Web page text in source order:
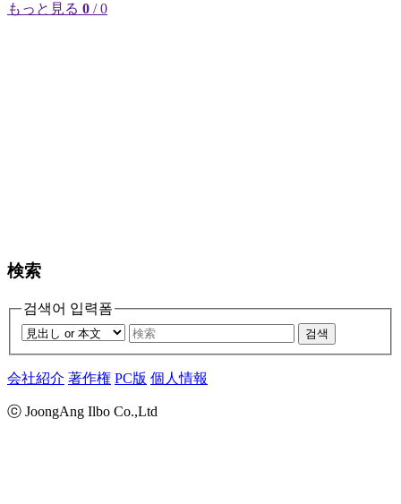
もっと見る 0 / 0
検索
검색어 입력폼
검색
会社紹介 著作権 PC版 個人情報
ⓒ JoongAng Ilbo Co.,Ltd